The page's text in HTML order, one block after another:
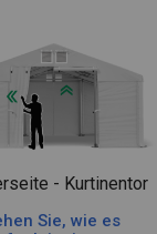
- Kurtinentor
Sie, wie es